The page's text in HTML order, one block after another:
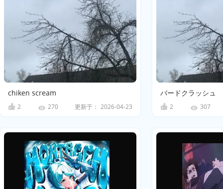
chiken scream
2 270 更新于： 2026-04-23
バードクラッシュ
2 307